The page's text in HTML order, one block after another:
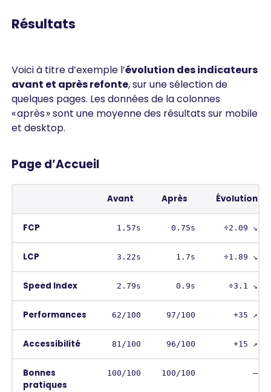
Résultats
Voici à titre d’exemple l’évolution des indicateurs
avant et après refonte, sur une sélection de
quelques pages. Les données de la colonnes
« après » sont une moyenne des résultats sur mobile
et desktop.
Page d’Accueil
Avant Après Évolution
FCP 1.57s 0.75s ÷2.09 ↘︎
LCP 3.22s 1.7s ÷1.89 ↘︎
Speed Index 2.79s 0.9s ÷3.1 ↘︎
Performances 62/100 97/100 +35 ↗︎
Accessibilité 81/100 96/100 +15 ↗︎
Bonnes
pratiques
100/100 100/100 –